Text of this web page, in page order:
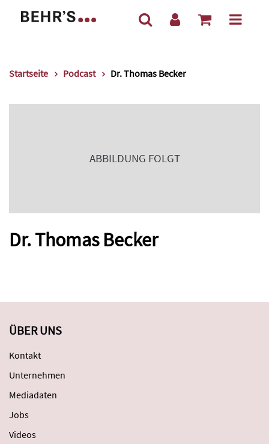
Startseite Podcast Dr. Thomas Becker
ABBILDUNG FOLGT
Dr. Thomas Becker
ÜBER UNS
Kontakt
Unternehmen
Mediadaten
Jobs
Videos